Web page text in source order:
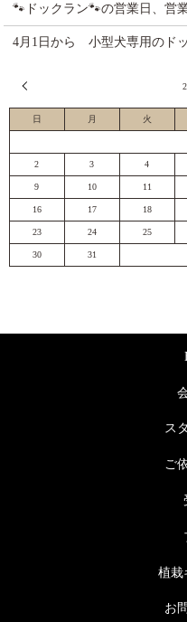
🐾ドックラン🐾の営業日、営
4月1日から 小型犬専用のド
日 月 火
2 3 4
9 10 11
16 17 18
23 24 25
30 31
ス
ご
植栽
お